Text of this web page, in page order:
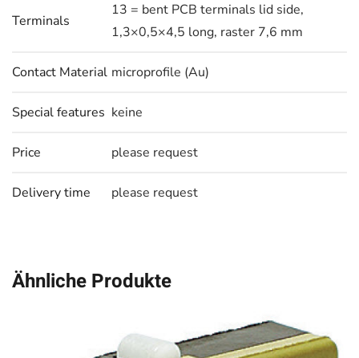
Terminals
13 = bent PCB terminals lid side,
1,3×0,5×4,5 long, raster 7,6 mm
Contact Material microprofile (Au)
Special features keine
Price please request
Delivery time please request
Ähnliche Produkte